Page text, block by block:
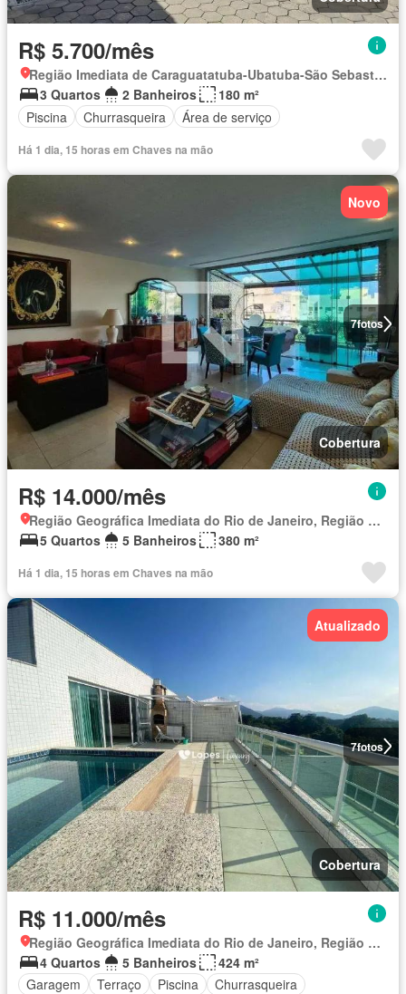
R$ 5.700/mês
Região Imediata de Caraguatatuba-Ubatuba-São Sebastião, Região Metropolitana do Vale do Paraíba e Litoral Norte
3 Quartos
2 Banheiros
180 m²
Piscina
Churrasqueira Área de serviço
Há 1 dia, 15 horas em Chaves na mão
7fotos
Novo
Cobertura
R$ 14.000/mês
Região Geográfica Imediata do Rio de Janeiro, Região Metropolitana do Rio de Janeiro
5 Quartos
5 Banheiros 380 m²
Há 1 dia, 15 horas em Chaves na mão
7fotos
Atualizado
Cobertura
R$ 11.000/mês
Região Geográfica Imediata do Rio de Janeiro, Região Metropolitana do Rio de Janeiro
4 Quartos
5 Banheiros
424 m²
Garagem
Terraço Piscina Churrasqueira